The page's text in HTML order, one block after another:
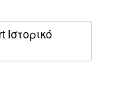
Ιστορικό